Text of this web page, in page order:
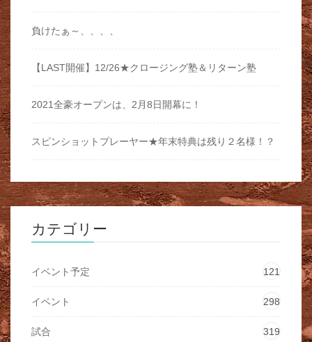
負けたぁ～、、、、
【LAST開催】12/26★クロージング塾＆リターン塾
2021全豪オープンは、2月8日開幕に！
スピンショットプレーヤー★年末特典は残り２名様！？
カテゴリー
イベント予定 121
イベント 298
試合 319